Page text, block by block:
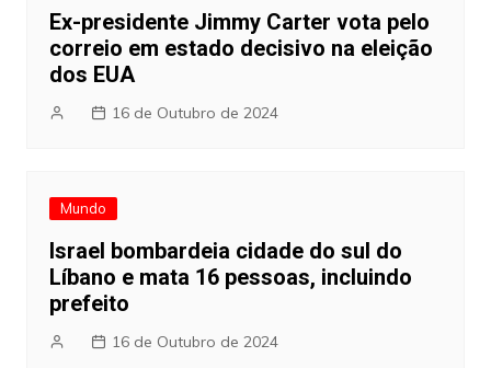
Ex-presidente Jimmy Carter vota pelo
correio em estado decisivo na eleição
dos EUA
16 de Outubro de 2024
Mundo
Israel bombardeia cidade do sul do
Líbano e mata 16 pessoas, incluindo
prefeito
16 de Outubro de 2024